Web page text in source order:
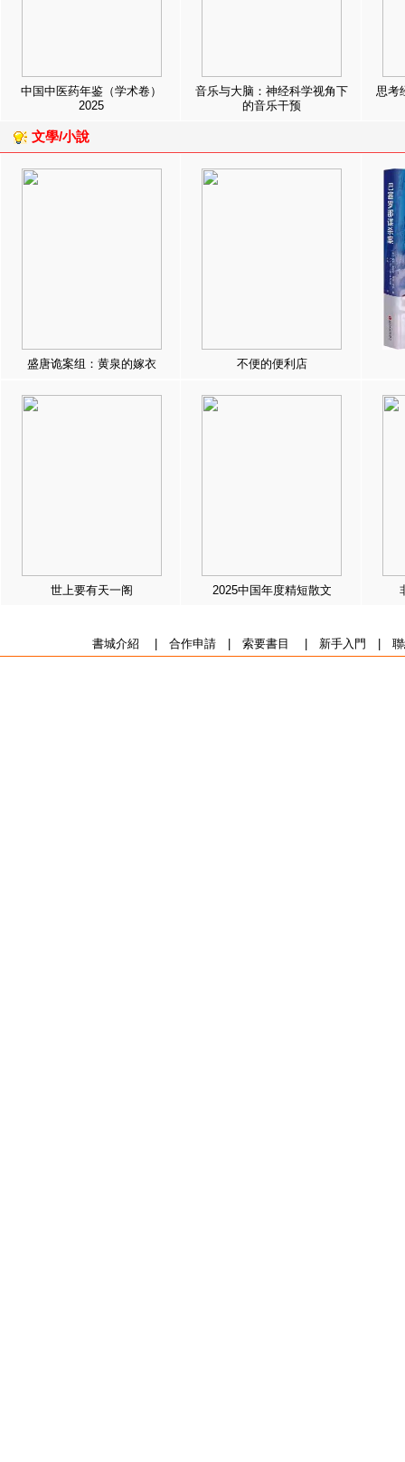
中国中医药年鉴（学术卷）
2025
音乐与大脑：神经科学视角下
的音乐干预
思考
文學/小說
盛唐诡案组：黄泉的嫁衣 不便的便利店
世上要有天一阁 2025中国年度精短散文
書城介紹 合作申請| 索要書目 新手入門